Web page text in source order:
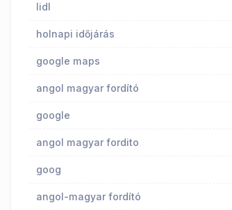
lidl
holnapi időjárás
google maps
angol magyar fordító
google
angol magyar fordito
goog
angol-magyar fordító